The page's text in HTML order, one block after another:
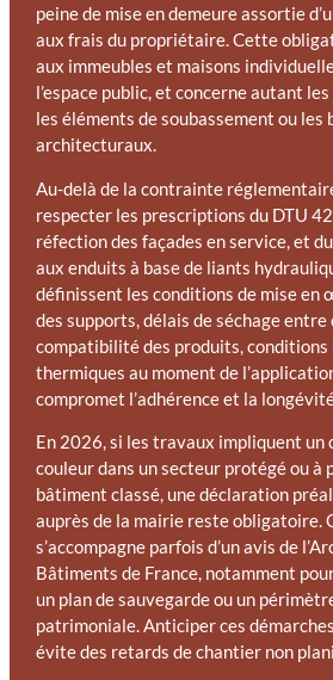
peine de mise en demeure assortie
aux frais du propriétaire. Cette
aux immeubles et maisons
l’espace public, et concerne autant
les éléments de soubassement ou les
architecturaux.
Au-delà de la contrainte
respecter les prescriptions du DTU
réfection des façades en service, et
aux enduits à base de liants
définissent les conditions de mise en
des supports, délais de séchage entre
compatibilité des produits,
thermiques au moment de
compromet l’adhérence et la
En 2026, si les travaux impliquent un
couleur dans un secteur protégé ou à
bâtiment classé, une déclaration
auprès de la mairie reste obligatoire.
s’accompagne parfois d’un avis de
Bâtiments de France, notamment
un plan de sauvegarde ou un
patrimoniale. Anticiper ces
évite des retards de chantier non